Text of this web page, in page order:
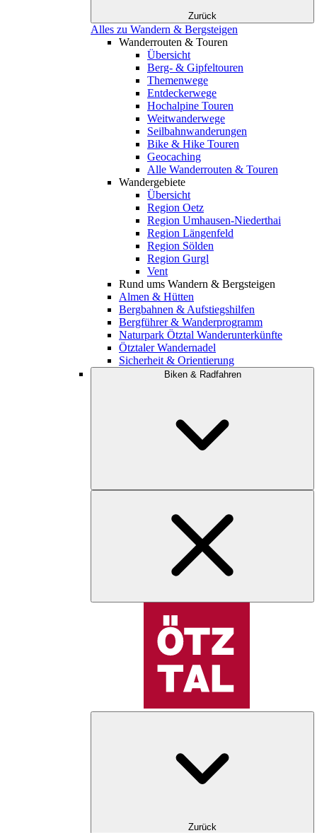
Zurück
Alles zu Wandern & Bergsteigen
Wanderrouten & Touren
Übersicht
Berg- & Gipfeltouren
Themenwege
Entdeckerwege
Hochalpine Touren
Weitwanderwege
Seilbahnwanderungen
Bike & Hike Touren
Geocaching
Alle Wanderrouten & Touren
Wandergebiete
Übersicht
Region Oetz
Region Umhausen-Niederthai
Region Längenfeld
Region Sölden
Region Gurgl
Vent
Rund ums Wandern & Bergsteigen
Almen & Hütten
Bergbahnen & Aufstiegshilfen
Bergführer & Wanderprogramm
Naturpark Ötztal Wanderunterkünfte
Ötztaler Wandernadel
Sicherheit & Orientierung
Biken & Radfahren
Zurück